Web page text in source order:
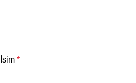
İsim *